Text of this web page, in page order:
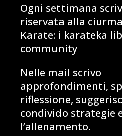
Ogni settimana
riservata alla
Karate: i karateka
community
Nelle mail scrivo
approfondimenti,
riflessione,
condivido strategie
l’allenamento.